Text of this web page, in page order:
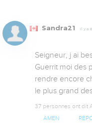
Sandra21 Il y a
Seigneur, j ai
Guerrit moi des
rendre encore
le plus grand
37 personnes ont dit
AMEN